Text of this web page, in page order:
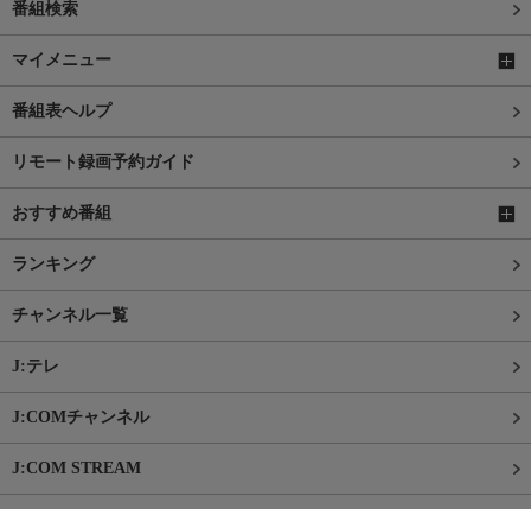
番組検索
マイメニュー
番組表ヘルプ
リモート録画予約ガイド
おすすめ番組
ランキング
チャンネル一覧
J:テレ
J:COMチャンネル
J:COM STREAM